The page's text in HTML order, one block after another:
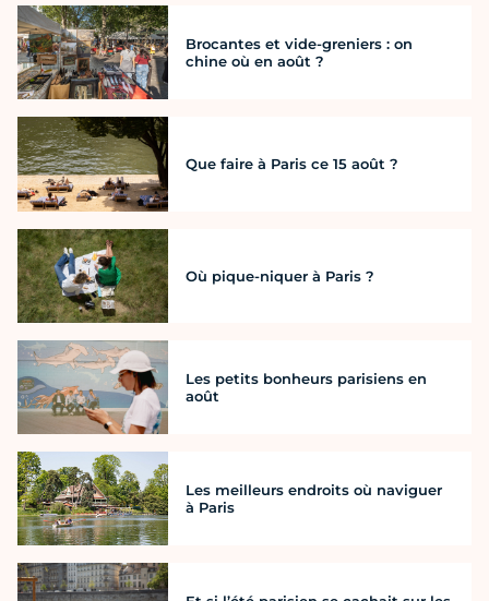
Brocantes et vide-greniers : on
chine où en août ?
Que faire à Paris ce 15 août ?
Où pique-niquer à Paris ?
Les petits bonheurs parisiens en
août
Les meilleurs endroits où naviguer
à Paris